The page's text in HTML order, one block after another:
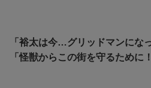
「裕太は今…グリッドマンにな
「怪獣からこの街を守るために